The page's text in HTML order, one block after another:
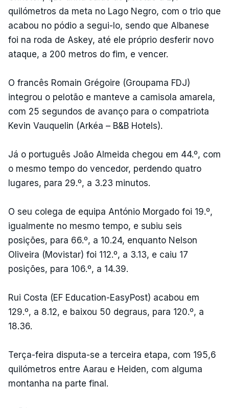
quilómetros da meta no Lago Negro, com o trio que
acabou no pódio a segui-lo, sendo que Albanese
foi na roda de Askey, até ele próprio desferir novo
ataque, a 200 metros do fim, e vencer.
O francês Romain Grégoire (Groupama FDJ)
integrou o pelotão e manteve a camisola amarela,
com 25 segundos de avanço para o compatriota
Kevin Vauquelin (Arkéa – B&B Hotels).
Já o português João Almeida chegou em 44.º, com
o mesmo tempo do vencedor, perdendo quatro
lugares, para 29.º, a 3.23 minutos.
O seu colega de equipa António Morgado foi 19.º,
igualmente no mesmo tempo, e subiu seis
posições, para 66.º, a 10.24, enquanto Nelson
Oliveira (Movistar) foi 112.º, a 3.13, e caiu 17
posições, para 106.º, a 14.39.
Rui Costa (EF Education-EasyPost) acabou em
129.º, a 8.12, e baixou 50 degraus, para 120.º, a
18.36.
Terça-feira disputa-se a terceira etapa, com 195,6
quilómetros entre Aarau e Heiden, com alguma
montanha na parte final.